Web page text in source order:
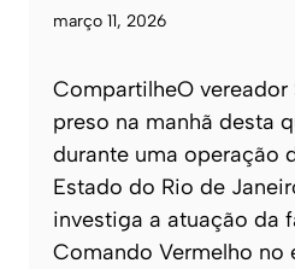
março 11, 2026
CompartilheO vereador
preso na manhã desta
durante uma operação
Estado do Rio de
investiga a atuação da
Comando Vermelho no